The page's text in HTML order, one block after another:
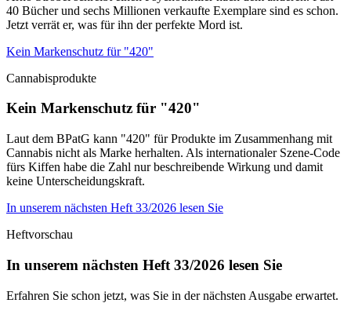
40 Bücher und sechs Millionen verkaufte Exemplare sind es schon.
Jetzt verrät er, was für ihn der perfekte Mord ist.
Kein Markenschutz für "420"
Cannabisprodukte
Kein Markenschutz für "420"
Laut dem BPatG kann "420" für Produkte im Zusammenhang mit
Cannabis nicht als Marke herhalten. Als internationaler Szene-Code
fürs Kiffen habe die Zahl nur beschreibende Wirkung und damit
keine Unterscheidungskraft.
In unserem nächsten Heft 33/2026 lesen Sie
Heftvorschau
In unserem nächsten Heft 33/2026 lesen Sie
Erfahren Sie schon jetzt, was Sie in der nächsten Ausgabe erwartet.